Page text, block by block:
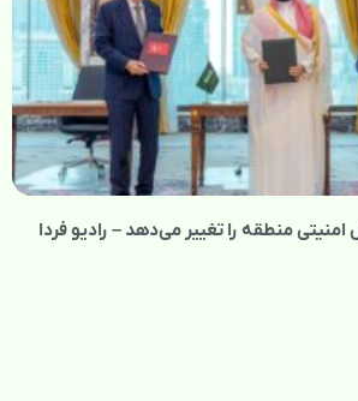
منطقه را تغییر می‌دهد – رادیو فردا